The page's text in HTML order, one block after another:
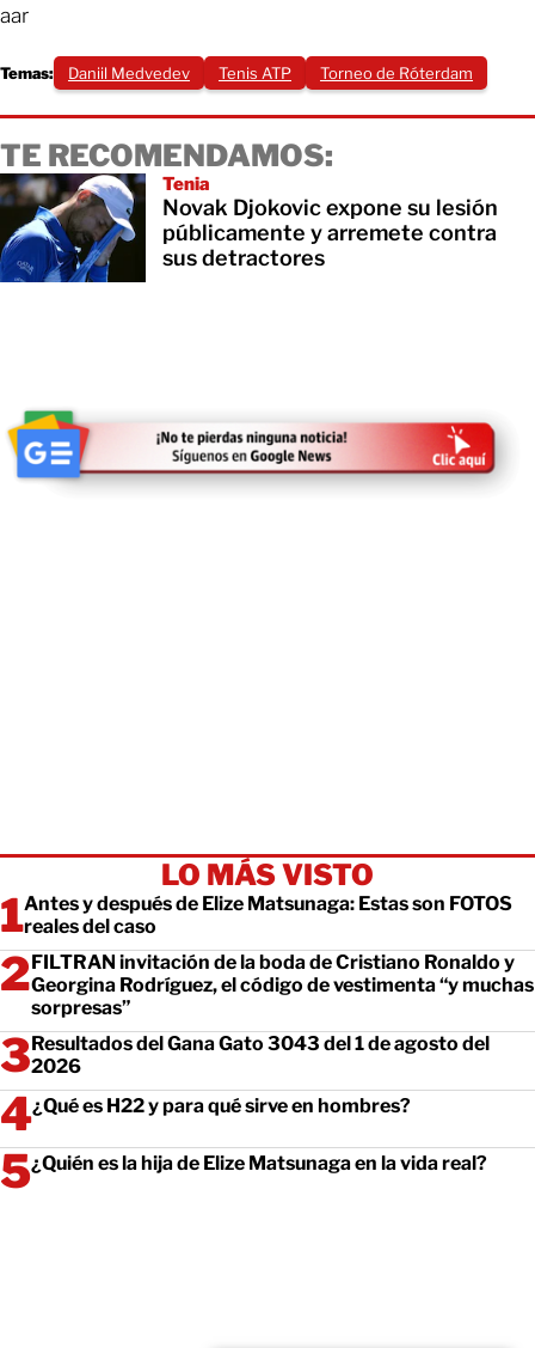
aar
Temas: Daniil Medvedev Tenis ATP Torneo de Róterdam
TE RECOMENDAMOS:
Tenia
Novak Djokovic expone su lesión
públicamente y arremete contra
sus detractores
LO MÁS VISTO
Antes y después de Elize Matsunaga: Estas son FOTOS
reales del caso
FILTRAN invitación de la boda de Cristiano Ronaldo y
Georgina Rodríguez, el código de vestimenta “y muchas
sorpresas”
Resultados del Gana Gato 3043 del 1 de agosto del
2026
¿Qué es H22 y para qué sirve en hombres?
¿Quién es la hija de Elize Matsunaga en la vida real?